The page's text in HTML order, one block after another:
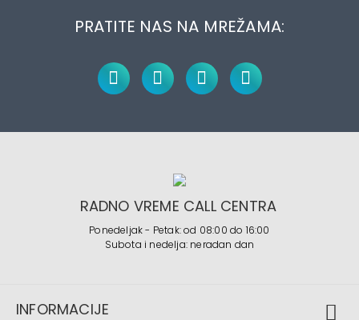
PRATITE NAS NA MREŽAMA:
RADNO VREME CALL CENTRA
Ponedeljak - Petak: od 08:00 do 16:00
Subota i nedelja: neradan dan
INFORMACIJE